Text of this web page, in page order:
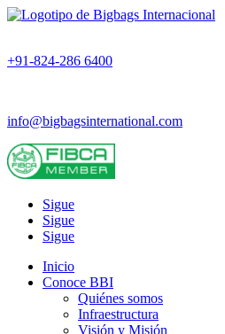
+91-824-286 6400
info@bigbagsinternational.com
Sigue
Sigue
Sigue
Inicio
Conoce BBI
Quiénes somos
Infraestructura
Visión y Misión